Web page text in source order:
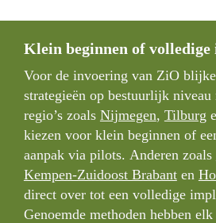
Klein beginnen of
Voor de invoering van ZiO
strategieën op bestuurlijk
regio’s zoals Nijmegen, Tilburg
kiezen voor klein beginnen of
aanpak via pilots. Anderen zoals
Kempen-Zuidoost Brabant en
direct over tot een volledige
Genoemde methoden hebben